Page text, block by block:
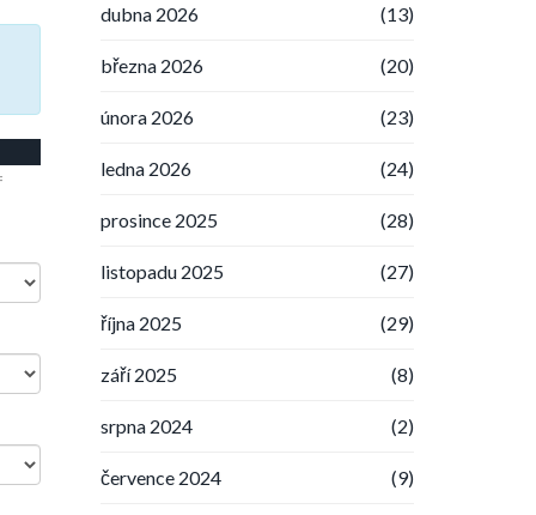
dubna 2026 (13)
března 2026 (20)
února 2026 (23)
ledna 2026 (24)
prosince 2025 (28)
listopadu 2025 (27)
října 2025 (29)
září 2025 (8)
srpna 2024 (2)
července 2024 (9)